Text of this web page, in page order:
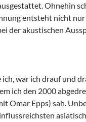
Ohnehin
entsteht nicht
der akustischen
war ich drauf und
ich den 2000
Omar Epps) sah.